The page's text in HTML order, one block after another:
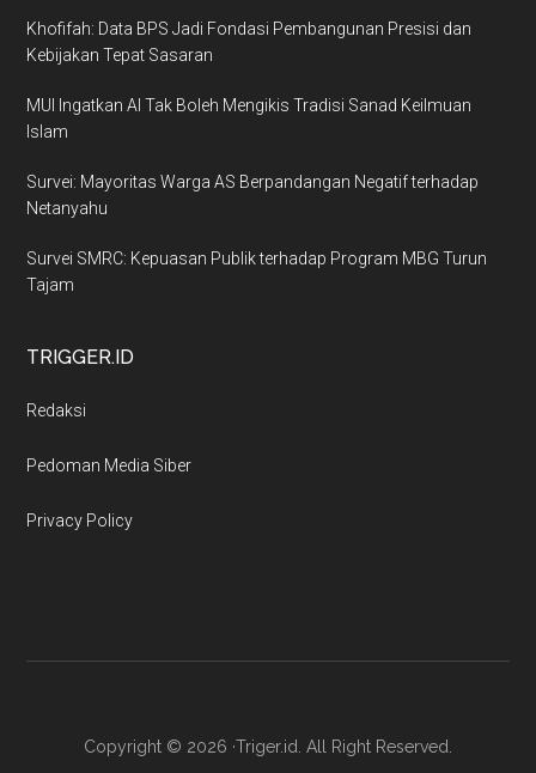
Khofifah: Data BPS Jadi Fondasi Pembangunan Presisi dan
Kebijakan Tepat Sasaran
MUI Ingatkan AI Tak Boleh Mengikis Tradisi Sanad Keilmuan
Islam
Survei: Mayoritas Warga AS Berpandangan Negatif terhadap
Netanyahu
Survei SMRC: Kepuasan Publik terhadap Program MBG Turun
Tajam
TRIGGER.ID
Redaksi
Pedoman Media Siber
Privacy Policy
Copyright © 2026 ·Triger.id. All Right Reserved.